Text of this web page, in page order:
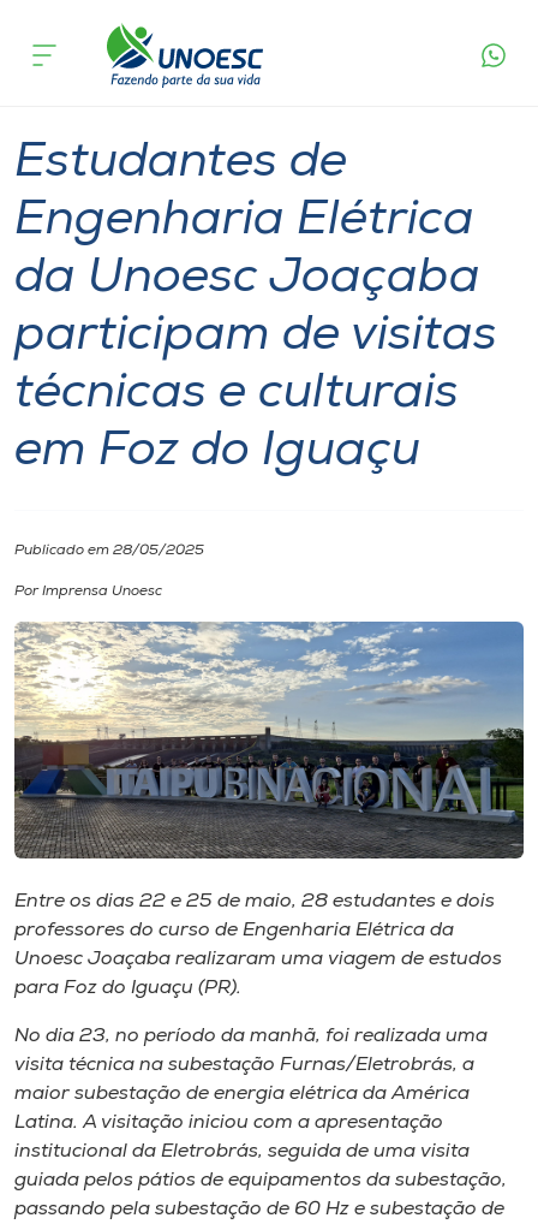
Cursos
Pesquisa
Atendimento ao Estudante
Portal de Ensino
Unoesc
I.nova
Diplomados
Cultura
CPA
Editora
Museu
Unoesc
Store
acontece
culturais em Foz do Iguaçu
Estudantes de
Engenharia Elétrica
da Unoesc Joaçaba
participam de visitas
técnicas e culturais
em Foz do Iguaçu
Publicado em 28/05/2025
Por Imprensa Unoesc
Entre os dias 22 e 25 de maio, 28 estudantes e dois
professores do curso de Engenharia Elétrica da
Unoesc Joaçaba realizaram uma viagem de estudos
para Foz do Iguaçu (PR).
No dia 23, no período da manhã, foi realizada uma
visita técnica na subestação Furnas/Eletrobrás, a
maior subestação de energia elétrica da América
Latina. A visitação iniciou com a apresentação
institucional da Eletrobrás, seguida de uma visita
guiada pelos pátios de equipamentos da subestação,
passando pela subestação de 60 Hz e subestação de